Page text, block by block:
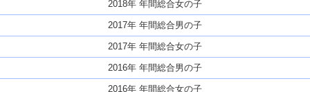
2018年 年間総合女の子
2017年 年間総合男の子
2017年 年間総合女の子
2016年 年間総合男の子
2016年 年間総合女の子